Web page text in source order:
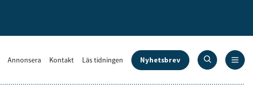
Annonsera Kontakt Läs tidningen Nyhetsbrev